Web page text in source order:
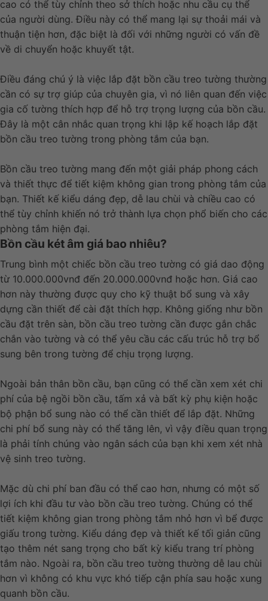
cao có thể tùy chỉnh theo sở thích hoặc nhu cầu cụ thể
của người dùng. Điều này có thể mang lại sự thoải mái và
thuận tiện hơn, đặc biệt là đối với những người có vấn đề
về di chuyển hoặc khuyết tật.
Điều đáng chú ý là việc lắp đặt bồn cầu treo tường thường
cần có sự trợ giúp của chuyên gia, vì nó liên quan đến việc
gia cố tường thích hợp để hỗ trợ trọng lượng của bồn cầu.
Đây là một cân nhắc quan trọng khi lập kế hoạch lắp đặt
bồn cầu treo tường trong phòng tắm của bạn.
Bồn cầu treo tường mang đến một giải pháp phong cách
và thiết thực để tiết kiệm không gian trong phòng tắm của
bạn. Thiết kế kiểu dáng đẹp, dễ lau chùi và chiều cao có
thể tùy chỉnh khiến nó trở thành lựa chọn phổ biến cho các
phòng tắm hiện đại.
Bồn cầu két âm giá bao nhiêu?
Trung bình một chiếc bồn cầu treo tường có giá dao động
từ 10.000.000vnđ đến 20.000.000vnđ hoặc hơn. Giá cao
hơn này thường được quy cho kỹ thuật bổ sung và xây
dựng cần thiết để cài đặt thích hợp. Không giống như bồn
cầu đặt trên sàn, bồn cầu treo tường cần được gắn chắc
chắn vào tường và có thể yêu cầu các cấu trúc hỗ trợ bổ
sung bên trong tường để chịu trọng lượng.
Ngoài bản thân bồn cầu, bạn cũng có thể cần xem xét chi
phí của bệ ngồi bồn cầu, tấm xả và bất kỳ phụ kiện hoặc
bộ phận bổ sung nào có thể cần thiết để lắp đặt. Những
chi phí bổ sung này có thể tăng lên, vì vậy điều quan trọng
là phải tính chúng vào ngân sách của bạn khi xem xét nhà
vệ sinh treo tường.
Mặc dù chi phí ban đầu có thể cao hơn, nhưng có một số
lợi ích khi đầu tư vào bồn cầu treo tường. Chúng có thể
tiết kiệm không gian trong phòng tắm nhỏ hơn vì bể được
giấu trong tường. Kiểu dáng đẹp và thiết kế tối giản cũng
tạo thêm nét sang trọng cho bất kỳ kiểu trang trí phòng
tắm nào. Ngoài ra, bồn cầu treo tường thường dễ lau chùi
hơn vì không có khu vực khó tiếp cận phía sau hoặc xung
quanh bồn cầu.